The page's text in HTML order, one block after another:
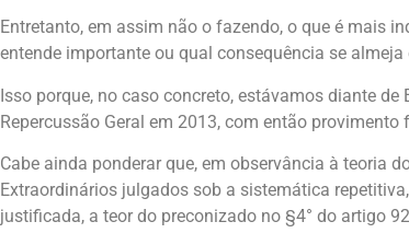
Entretanto, em assim não o fazendo, o que é mais
entende importante ou qual consequência se
Isso porque, no caso concreto, estávamos diante
Repercussão Geral em 2013, com então
Cabe ainda ponderar que, em observância à teoria
Extraordinários julgados sob a sistemática
justificada, a teor do preconizado no §4° do artigo